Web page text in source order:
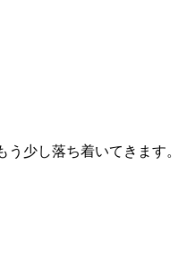
少し落ち着いてきます。